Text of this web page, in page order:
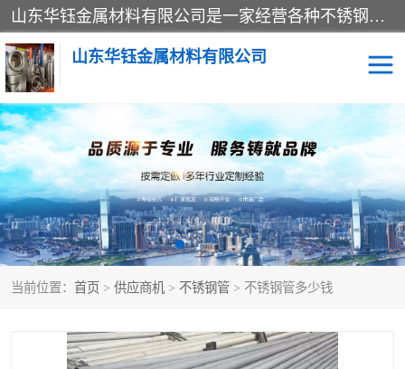
山东华钰金属材料有限公司是一家经营各种不锈钢管材、板材、圆钢、法兰、封头、型材等产品的公司；主营产品有：不锈钢管，激光切割，管件标准件，不锈钢圆钢，不锈钢人孔，不锈钢亮管，不锈钢角钢，不锈钢加工，不锈钢管子，不锈钢工业方管，不锈钢封头，不锈钢法兰，不锈钢阀门，不锈钢槽钢，不锈钢扁钢，不锈钢板等；可为客户制作各种规格的型材及不锈钢配件、非标准件及各种容器具等，能满足客户的不同采购要求。
山东华钰金属材料有限公司
当前位置： 首页 > 供应商机 > 不锈钢管 > 不锈钢管多少钱
不锈钢管 激光切割
管件标准件 不锈钢圆钢
不锈钢人孔 不锈钢亮管
不锈钢角钢 不锈钢加工
不锈钢板 不锈钢工业方管